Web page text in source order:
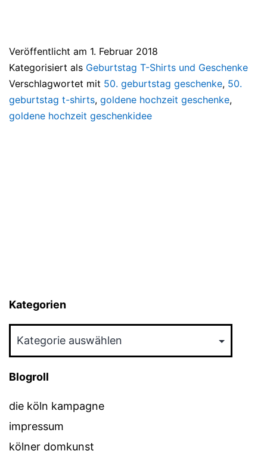
Veröffentlicht am 1. Februar 2018
Kategorisiert als Geburtstag T-Shirts und Geschenke
Verschlagwortet mit 50. geburtstag geschenke, 50.
geburtstag t-shirts, goldene hochzeit geschenke,
goldene hochzeit geschenkidee
Kategorien
Blogroll
die köln kampagne
impressum
kölner domkunst